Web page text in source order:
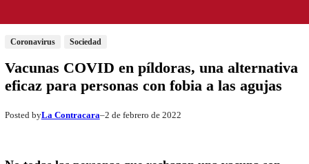
Coronavirus Sociedad
Vacunas COVID en píldoras, una alternativa
eficaz para personas con fobia a las agujas
Posted byLa Contracara–2 de febrero de 2022